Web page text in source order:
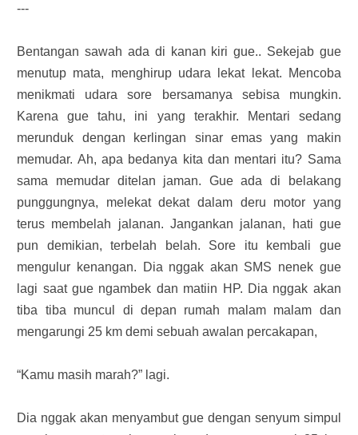
---
Bentangan sawah ada di kanan kiri gue.. Sekejab gue
menutup mata, menghirup udara lekat lekat. Mencoba
menikmati udara sore bersamanya sebisa mungkin.
Karena gue tahu, ini yang terakhir. Mentari sedang
merunduk dengan kerlingan sinar emas yang makin
memudar. Ah, apa bedanya kita dan mentari itu? Sama
sama memudar ditelan jaman. Gue ada di belakang
punggungnya, melekat dekat dalam deru motor yang
terus membelah jalanan. Jangankan jalanan, hati gue
pun demikian, terbelah belah. Sore itu kembali gue
mengulur kenangan. Dia nggak akan SMS nenek gue
lagi saat gue ngambek dan matiin HP. Dia nggak akan
tiba tiba muncul di depan rumah malam malam dan
mengarungi 25 km demi sebuah awalan percakapan,
“Kamu masih marah?” lagi.
Dia nggak akan menyambut gue dengan senyum simpul